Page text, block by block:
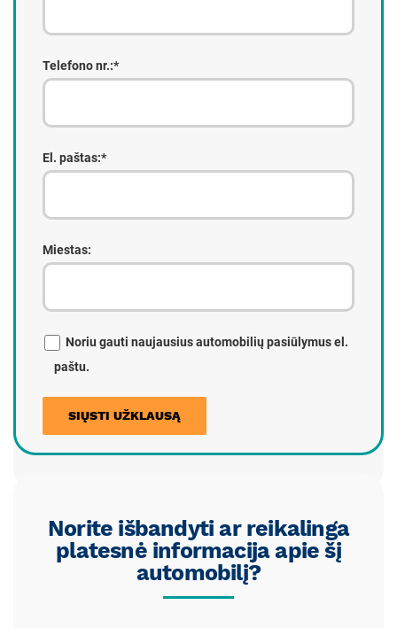
Telefono nr.:*
El. paštas:*
Miestas:
Noriu gauti naujausius automobilių pasiūlymus el.
paštu.
Norite išbandyti ar reikalinga
platesnė informacija apie šį
automobilį?